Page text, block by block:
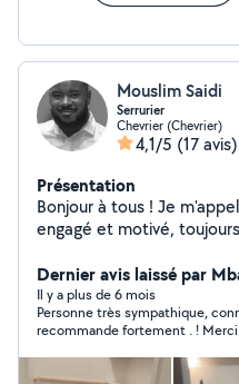
Mouslim Saidi
Serrurier
Chevrier (Chevrier)
4,1/5 (17 avis)
Présentation
Bonjour à tous ! Je m'appelle Mouslim, je suis un voisin
engagé et motivé,
serrurerie, peinture.. , je
divers projets du
répondre rapidement et
Que ce soit pour un petit
plus ambitieux, je suis là
Dernier avis laissé par
Il y a plus de 6 mois
Personne très sympathique,
recommande fortement . ! Merci